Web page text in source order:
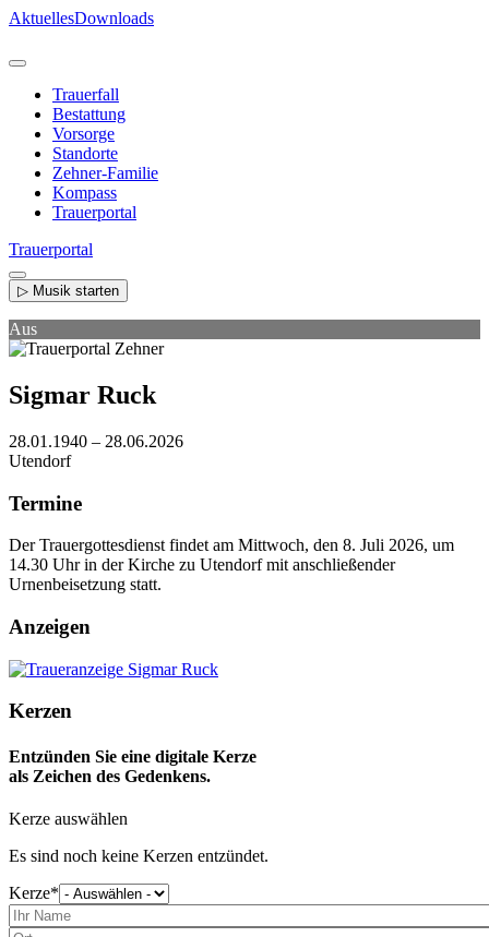
Direkt
Inhalt
AktuellesDownloads
Trauerfall
Bestattung
Vorsorge
Standorte
Zehner-Familie
Kompass
Trauerportal
Trauerportal
▷ Musik starten
Aus
Sigmar Ruck
28.01.1940 – 28.06.2026
Utendorf
Termine
Der Trauergottesdienst findet am Mittwoch, den 8. Juli 2026, um
14.30 Uhr in der Kirche zu Utendorf mit anschließender
Urnenbeisetzung statt.
Anzeigen
Kerzen
Entzünden Sie eine digitale Kerze
als Zeichen des Gedenkens.
Kerze auswählen
Es sind noch keine Kerzen entzündet.
Kerze
wählen
Sie